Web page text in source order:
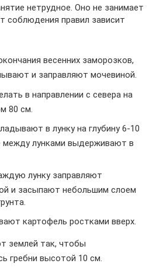
нетрудное. Оно не занимает
соблюдения правил зависит
весенних заморозков,
и заправляют мочевиной.
в направлении с севера на
80 см.
в лунку на глубину 6-10
между лунками выдерживают в
лунку заправляют
и засыпают небольшим слоем
картофель ростками вверх.
землей так, чтобы
гребни высотой 10 см.